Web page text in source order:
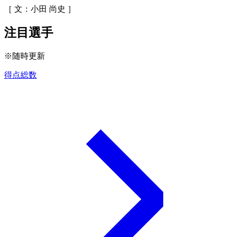
［ 文：小田 尚史 ］
注目選手
※随時更新
得点総数